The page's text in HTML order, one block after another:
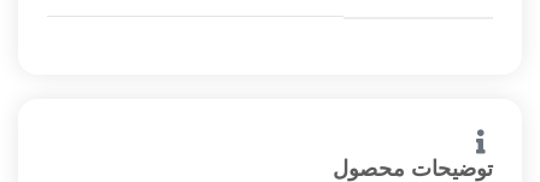
توضیحات محصول